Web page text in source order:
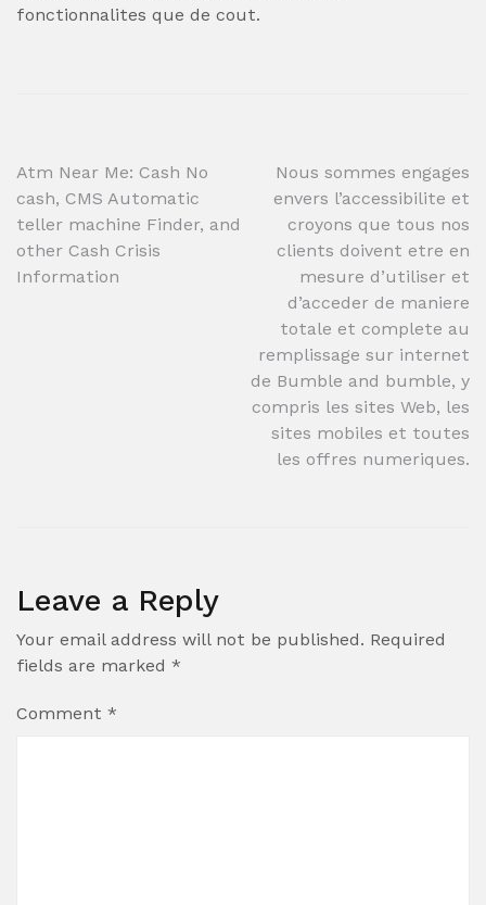
fonctionnalites que de cout.
Post
navigation
Atm Near Me: Cash No
cash, CMS Automatic
teller machine Finder, and
other Cash Crisis
Information
Nous sommes engages
envers l’accessibilite et
croyons que tous nos
clients doivent etre en
mesure d’utiliser et
d’acceder de maniere
totale et complete au
remplissage sur internet
de Bumble and bumble, y
compris les sites Web, les
sites mobiles et toutes
les offres numeriques.
Leave a Reply
Your email address will not be published. Required
fields are marked *
Comment *